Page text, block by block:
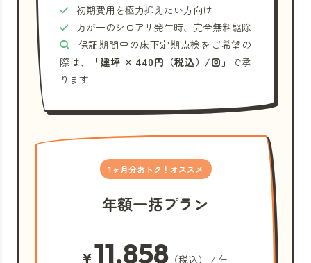
初期費用を極力抑えたい方向け
万が一のシロアリ発生時、完全無料駆除
保証期間中の床下定期点検をご希望の
際は、
「建坪 × 440円（税込）/回」 で承
ります
1ヶ月分おトク！オススメ
年額一括プラン
¥11,858 （税込） / 年